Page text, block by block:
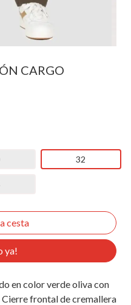
CARGO
32
ya!
en color verde oliva con
frontal de cremallera